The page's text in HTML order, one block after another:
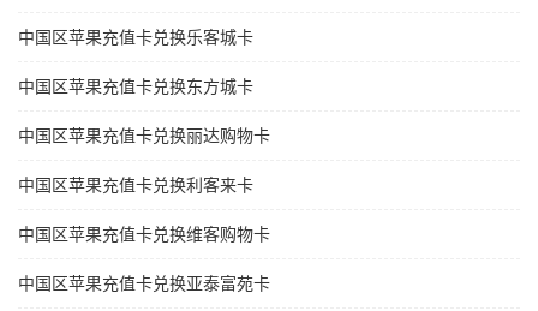
中国区苹果充值卡兑换乐客城卡
中国区苹果充值卡兑换东方城卡
中国区苹果充值卡兑换丽达购物卡
中国区苹果充值卡兑换利客来卡
中国区苹果充值卡兑换维客购物卡
中国区苹果充值卡兑换亚泰富苑卡